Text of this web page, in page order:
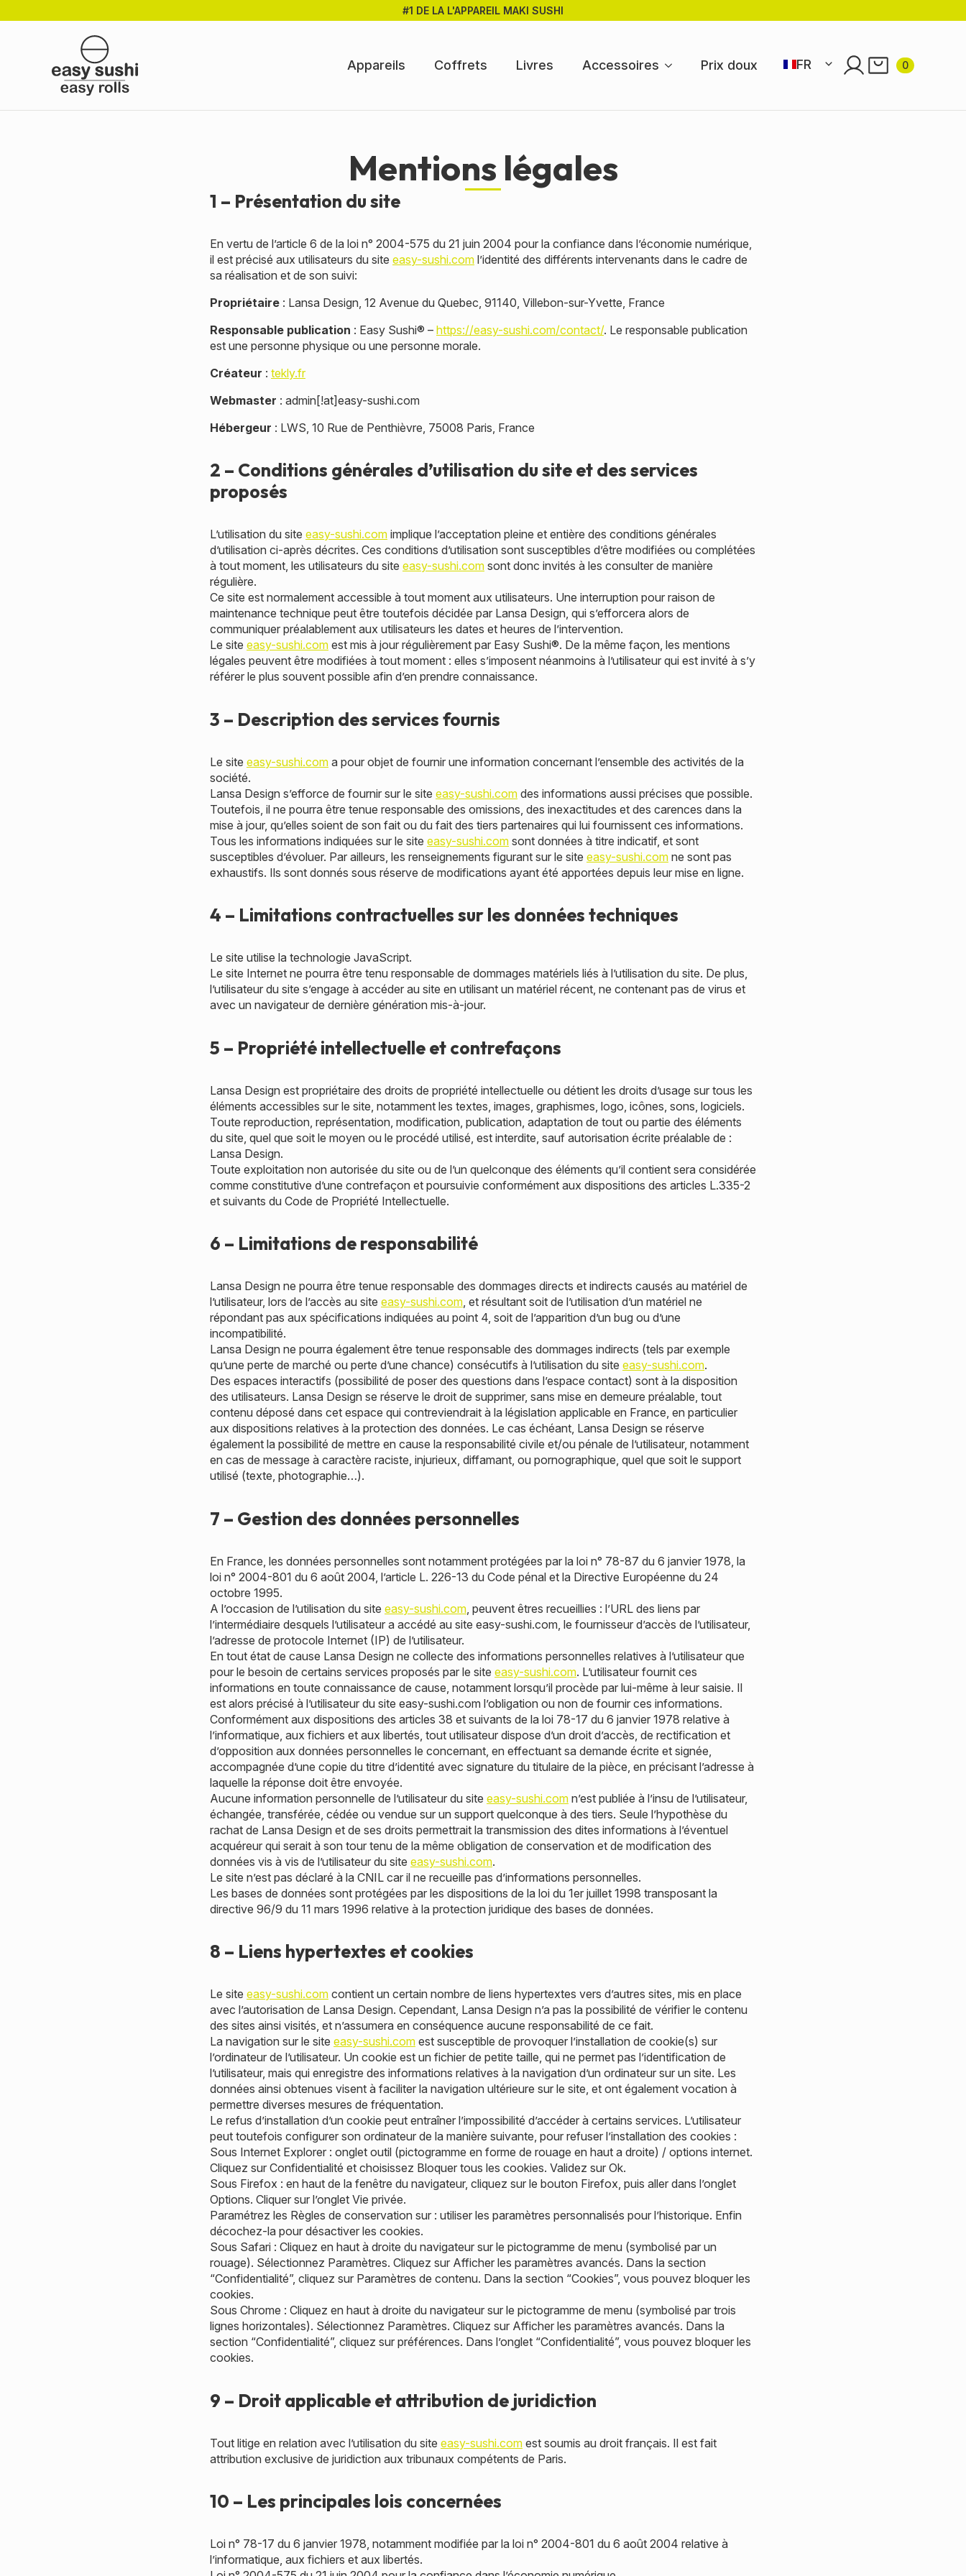
#1 DE LA L'APPAREIL MAKI SUSHI
Appareils Coffrets Livres Accessoires Prix doux
FR
DE
0
Mentions légales
1 – Présentation du site
En vertu de l’article 6 de la loi n° 2004-575 du 21 juin 2004 pour la confiance dans l’économie numérique,
il est précisé aux utilisateurs du site easy-sushi.com l’identité des différents intervenants dans le cadre de
sa réalisation et de son suivi:
Propriétaire : Lansa Design, 12 Avenue du Quebec, 91140, Villebon-sur-Yvette, France
Responsable publication : Easy Sushi® – https://easy-sushi.com/contact/. Le responsable publication
est une personne physique ou une personne morale.
Créateur : tekly.fr
Webmaster : admin[!at]easy-sushi.com
Hébergeur : LWS, 10 Rue de Penthièvre, 75008 Paris, France
2 – Conditions générales d’utilisation du site et des services
proposés
L’utilisation du site easy-sushi.com implique l’acceptation pleine et entière des conditions générales
d’utilisation ci-après décrites. Ces conditions d’utilisation sont susceptibles d’être modifiées ou complétées
à tout moment, les utilisateurs du site easy-sushi.com sont donc invités à les consulter de manière
régulière.
Ce site est normalement accessible à tout moment aux utilisateurs. Une interruption pour raison de
maintenance technique peut être toutefois décidée par Lansa Design, qui s’efforcera alors de
communiquer préalablement aux utilisateurs les dates et heures de l’intervention.
Le site easy-sushi.com est mis à jour régulièrement par Easy Sushi®. De la même façon, les mentions
légales peuvent être modifiées à tout moment : elles s’imposent néanmoins à l’utilisateur qui est invité à s’y
référer le plus souvent possible afin d’en prendre connaissance.
3 – Description des services fournis
Le site easy-sushi.com a pour objet de fournir une information concernant l’ensemble des activités de la
société.
Lansa Design s’efforce de fournir sur le site easy-sushi.com des informations aussi précises que possible.
Toutefois, il ne pourra être tenue responsable des omissions, des inexactitudes et des carences dans la
mise à jour, qu’elles soient de son fait ou du fait des tiers partenaires qui lui fournissent ces informations.
Tous les informations indiquées sur le site easy-sushi.com sont données à titre indicatif, et sont
susceptibles d’évoluer. Par ailleurs, les renseignements figurant sur le site easy-sushi.com ne sont pas
exhaustifs. Ils sont donnés sous réserve de modifications ayant été apportées depuis leur mise en ligne.
4 – Limitations contractuelles sur les données techniques
Le site utilise la technologie JavaScript.
Le site Internet ne pourra être tenu responsable de dommages matériels liés à l’utilisation du site. De plus,
l’utilisateur du site s’engage à accéder au site en utilisant un matériel récent, ne contenant pas de virus et
avec un navigateur de dernière génération mis-à-jour.
5 – Propriété intellectuelle et contrefaçons
Lansa Design est propriétaire des droits de propriété intellectuelle ou détient les droits d’usage sur tous les
éléments accessibles sur le site, notamment les textes, images, graphismes, logo, icônes, sons, logiciels.
Toute reproduction, représentation, modification, publication, adaptation de tout ou partie des éléments
du site, quel que soit le moyen ou le procédé utilisé, est interdite, sauf autorisation écrite préalable de :
Lansa Design.
Toute exploitation non autorisée du site ou de l’un quelconque des éléments qu’il contient sera considérée
comme constitutive d’une contrefaçon et poursuivie conformément aux dispositions des articles L.335-2
et suivants du Code de Propriété Intellectuelle.
6 – Limitations de responsabilité
Lansa Design ne pourra être tenue responsable des dommages directs et indirects causés au matériel de
l’utilisateur, lors de l’accès au site easy-sushi.com, et résultant soit de l’utilisation d’un matériel ne
répondant pas aux spécifications indiquées au point 4, soit de l’apparition d’un bug ou d’une
incompatibilité.
Lansa Design ne pourra également être tenue responsable des dommages indirects (tels par exemple
qu’une perte de marché ou perte d’une chance) consécutifs à l’utilisation du site easy-sushi.com.
Des espaces interactifs (possibilité de poser des questions dans l’espace contact) sont à la disposition
des utilisateurs. Lansa Design se réserve le droit de supprimer, sans mise en demeure préalable, tout
contenu déposé dans cet espace qui contreviendrait à la législation applicable en France, en particulier
aux dispositions relatives à la protection des données. Le cas échéant, Lansa Design se réserve
également la possibilité de mettre en cause la responsabilité civile et/ou pénale de l’utilisateur, notamment
en cas de message à caractère raciste, injurieux, diffamant, ou pornographique, quel que soit le support
utilisé (texte, photographie…).
7 – Gestion des données personnelles
En France, les données personnelles sont notamment protégées par la loi n° 78-87 du 6 janvier 1978, la
loi n° 2004-801 du 6 août 2004, l’article L. 226-13 du Code pénal et la Directive Européenne du 24
octobre 1995.
A l’occasion de l’utilisation du site easy-sushi.com , peuvent êtres recueillies : l’URL des liens par
l’intermédiaire desquels l’utilisateur a accédé au site easy-sushi.com, le fournisseur d’accès de l’utilisateur,
l’adresse de protocole Internet (IP) de l’utilisateur.
En tout état de cause Lansa Design ne collecte des informations personnelles relatives à l’utilisateur que
pour le besoin de certains services proposés par le site easy-sushi.com. L’utilisateur fournit ces
informations en toute connaissance de cause, notamment lorsqu’il procède par lui-même à leur saisie. Il
est alors précisé à l’utilisateur du site easy-sushi.com l’obligation ou non de fournir ces informations.
Conformément aux dispositions des articles 38 et suivants de la loi 78-17 du 6 janvier 1978 relative à
l’informatique, aux fichiers et aux libertés, tout utilisateur dispose d’un droit d’accès, de rectification et
d’opposition aux données personnelles le concernant, en effectuant sa demande écrite et signée,
accompagnée d’une copie du titre d’identité avec signature du titulaire de la pièce, en précisant l’adresse à
laquelle la réponse doit être envoyée.
Aucune information personnelle de l’utilisateur du site easy-sushi.com n’est publiée à l’insu de l’utilisateur,
échangée, transférée, cédée ou vendue sur un support quelconque à des tiers. Seule l’hypothèse du
rachat de Lansa Design et de ses droits permettrait la transmission des dites informations à l’éventuel
acquéreur qui serait à son tour tenu de la même obligation de conservation et de modification des
données vis à vis de l’utilisateur du site easy-sushi.com.
Le site n’est pas déclaré à la CNIL car il ne recueille pas d’informations personnelles.
Les bases de données sont protégées par les dispositions de la loi du 1er juillet 1998 transposant la
directive 96/9 du 11 mars 1996 relative à la protection juridique des bases de données.
8 – Liens hypertextes et cookies
Le site easy-sushi.com contient un certain nombre de liens hypertextes vers d’autres sites, mis en place
avec l’autorisation de Lansa Design. Cependant, Lansa Design n’a pas la possibilité de vérifier le contenu
des sites ainsi visités, et n’assumera en conséquence aucune responsabilité de ce fait.
La navigation sur le site easy-sushi.com est susceptible de provoquer l’installation de cookie(s) sur
l’ordinateur de l’utilisateur. Un cookie est un fichier de petite taille, qui ne permet pas l’identification de
l’utilisateur, mais qui enregistre des informations relatives à la navigation d’un ordinateur sur un site. Les
données ainsi obtenues visent à faciliter la navigation ultérieure sur le site, et ont également vocation à
permettre diverses mesures de fréquentation.
Le refus d’installation d’un cookie peut entraîner l’impossibilité d’accéder à certains services. L’utilisateur
peut toutefois configurer son ordinateur de la manière suivante, pour refuser l’installation des cookies :
Sous Internet Explorer : onglet outil (pictogramme en forme de rouage en haut a droite) / options internet.
Cliquez sur Confidentialité et choisissez Bloquer tous les cookies. Validez sur Ok.
Sous Firefox : en haut de la fenêtre du navigateur, cliquez sur le bouton Firefox, puis aller dans l’onglet
Options. Cliquer sur l’onglet Vie privée.
Paramétrez les Règles de conservation sur : utiliser les paramètres personnalisés pour l’historique. Enfin
décochez-la pour désactiver les cookies.
Sous Safari : Cliquez en haut à droite du navigateur sur le pictogramme de menu (symbolisé par un
rouage). Sélectionnez Paramètres. Cliquez sur Afficher les paramètres avancés. Dans la section
“Confidentialité”, cliquez sur Paramètres de contenu. Dans la section “Cookies”, vous pouvez bloquer les
cookies.
Sous Chrome : Cliquez en haut à droite du navigateur sur le pictogramme de menu (symbolisé par trois
lignes horizontales). Sélectionnez Paramètres. Cliquez sur Afficher les paramètres avancés. Dans la
section “Confidentialité”, cliquez sur préférences. Dans l’onglet “Confidentialité”, vous pouvez bloquer les
cookies.
9 – Droit applicable et attribution de juridiction
Tout litige en relation avec l’utilisation du site easy-sushi.com est soumis au droit français. Il est fait
attribution exclusive de juridiction aux tribunaux compétents de Paris.
10 – Les principales lois concernées
Loi n° 78-17 du 6 janvier 1978, notamment modifiée par la loi n° 2004-801 du 6 août 2004 relative à
l’informatique, aux fichiers et aux libertés.